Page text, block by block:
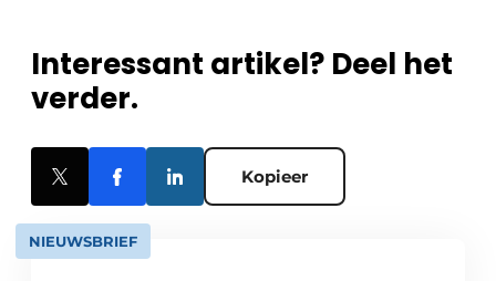
Interessant artikel? Deel het
verder.
Kopieer
NIEUWSBRIEF